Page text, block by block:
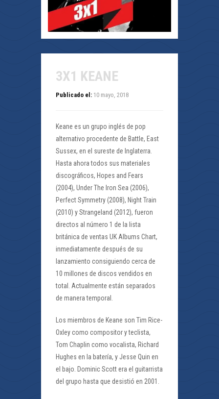
3X1 KEANE
Publicado el: 10 mayo, 2018
Keane es un grupo inglés de pop
alternativo procedente de Battle, East
Sussex, en el sureste de Inglaterra.
Hasta ahora todos sus materiales
discográficos, Hopes and Fears
(2004), Under The Iron Sea (2006),
Perfect Symmetry (2008), Night Train
(2010) y Strangeland (2012), fueron
directos al número 1 de la lista
británica de ventas UK Albums Chart,
inmediatamente después de su
lanzamiento consiguiendo cerca de
10 millones de discos vendidos en
total. Actualmente están separados
de manera temporal.
Los miembros de Keane son Tim Rice-
Oxley como compositor y teclista,
Tom Chaplin como vocalista, Richard
Hughes en la batería, y Jesse Quin en
el bajo. Dominic Scott era el guitarrista
del grupo hasta que desistió en 2001.